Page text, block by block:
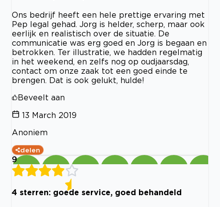
Ons bedrijf heeft een hele prettige ervaring met
Pep legal gehad. Jorg is helder, scherp, maar ook
eerlijk en realistisch over de situatie. De
communicatie was erg goed en Jorg is begaan en
betrokken. Ter illustratie, we hadden regelmatig
in het weekend, en zelfs nog op oudjaarsdag,
contact om onze zaak tot een goed einde te
brengen. Dat is ook gelukt, hulde!
Beveelt aan
13 March 2019
Anoniem
delen
9
4 sterren: goede service, goed behandeld